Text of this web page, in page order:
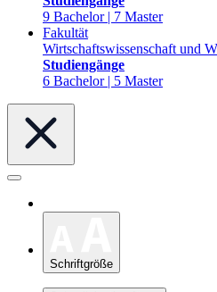
9 Bachelor | 7 Master
Fakultät
Wirtschaftswissenschaft und
Studiengänge
6 Bachelor | 5 Master
Schriftgröße